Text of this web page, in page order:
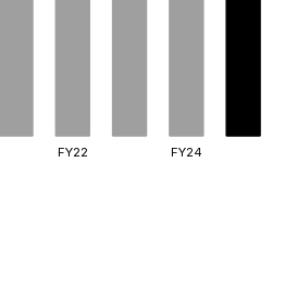
FY22 FY24